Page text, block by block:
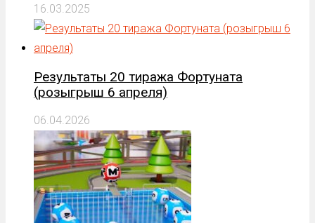
16.03.2025
Результаты 20 тиража Фортуната
(розыгрыш 6 апреля)
06.04.2026